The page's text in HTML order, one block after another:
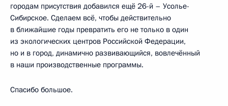
городам присутствия добавился ещё 26-й – Усолье-
Сибирское. Сделаем всё, чтобы действительно
в ближайшие годы превратить его не только в один
из экологических центров Российской Федерации,
но и в город, динамично развивающийся, вовлечённый
в наши производственные программы.
Спасибо большое.